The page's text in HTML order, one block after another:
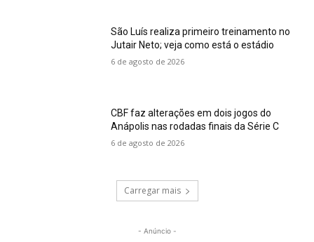
São Luís realiza primeiro treinamento no
Jutair Neto; veja como está o estádio
6 de agosto de 2026
CBF faz alterações em dois jogos do
Anápolis nas rodadas finais da Série C
6 de agosto de 2026
Carregar mais
- Anúncio -